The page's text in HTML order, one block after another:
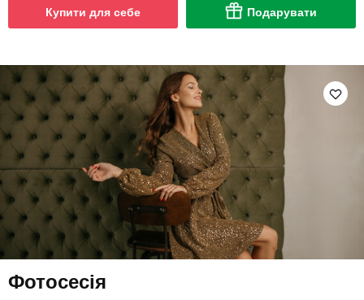
Купити для себе Подарувати
Фотосесія